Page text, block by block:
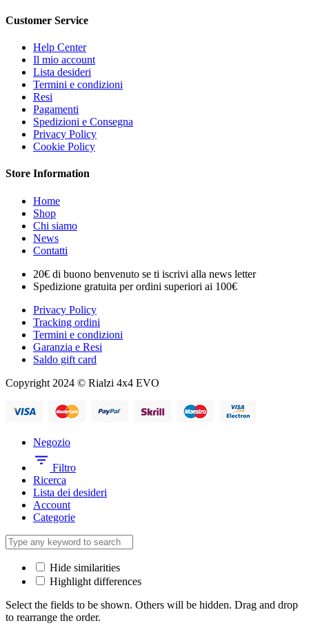
Customer Service
Help Center
Il mio account
Lista desideri
Termini e condizioni
Resi
Pagamenti
Spedizioni e Consegna
Privacy Policy
Cookie Policy
Store Information
Home
Shop
Chi siamo
News
Contatti
20€ di buono benvenuto se ti iscrivi alla news letter
Spedizione gratuita per ordini superiori ai 100€
Privacy Policy
Tracking ordini
Termini e condizioni
Garanzia e Resi
Saldo gift card
Copyright 2024 © Rialzi 4x4 EVO
Negozio
Filtro
Ricerca
Lista dei desideri
Account
Categorie
Hide similarities
Highlight differences
Select the fields to be shown. Others will be hidden. Drag and drop
to rearrange the order.